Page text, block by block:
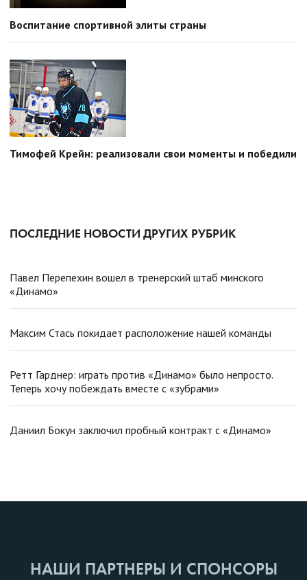
Воспитание спортивной элиты страны
Тимофей Крейн: реализовали свои моменты и победили
ПОСЛЕДНИЕ НОВОСТИ ДРУГИХ РУБРИК
Павел Перепехин вошел в тренерский штаб минского
«Динамо»
Максим Стась покидает расположение нашей команды
Ретт Гарднер: играть против «Динамо» было непросто.
Теперь хочу побеждать вместе с «зубрами»
Даниил Бокун заключил пробный контракт с «Динамо»
НАШИ ПАРТНЕРЫ И СПОНСОРЫ